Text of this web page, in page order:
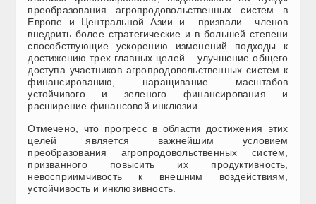
преобразования агропродовольственных систем в
Европе и Центральной Азии и призвали членов
внедрить более стратегические и в большей степени
способствующие ускорению изменений подходы к
достижению трех главных целей – улучшение общего
доступа участников агропродовольственных систем к
финансированию, наращивание масштабов
устойчивого и зеленого финансирования и
расширение финансовой инклюзии.
Отмечено, что прогресс в области достижения этих
целей является важнейшим условием
преобразования агропродовольственных систем,
призванного повысить их продуктивность,
невосприимчивость к внешним воздействиям,
устойчивость и инклюзивность.